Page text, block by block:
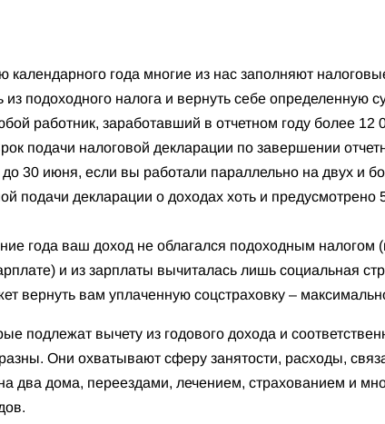
года многие из нас заполняют
подоходного налога и вернуть себе определенную
работник, заработавший в отчетном году более 12
подачи налоговой декларации по завершении
30 июня, если вы работали параллельно на двух и
подачи декларации о доходах хоть и предусмотрено
года ваш доход не облагался подоходным налогом
и из зарплаты вычиталась лишь социальная
вернуть вам уплаченную соцстраховку –
подлежат вычету из годового дохода и
Они охватывают сферу занятости, расходы,
два дома, переездами, лечением, страхованием и